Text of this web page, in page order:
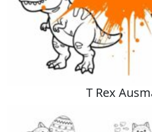
T Rex